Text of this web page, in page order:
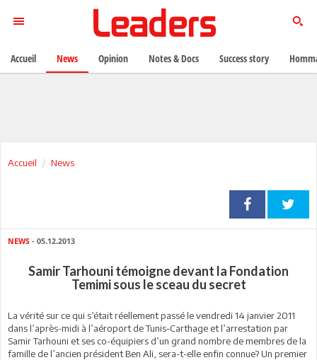
Accueil News
NEWS - 05.12.2013
Samir Tarhouni témoigne devant la Fondation
Temimi sous le sceau du secret
La vérité sur ce qui s’était réellement passé le vendredi 14 janvier 2011
dans l’après-midi à l’aéroport de Tunis-Carthage et l’arrestation par
Samir Tarhouni et ses co-équipiers d’un grand nombre de membres de la
famille de l’ancien président Ben Ali, sera-t-elle enfin connue? Un premier
Accueil News Opinion Notes & Docs Success story